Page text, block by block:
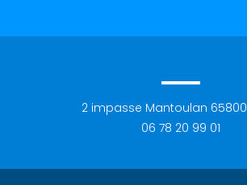
2 impasse Mantoulan 65800
06 78 20 99 01